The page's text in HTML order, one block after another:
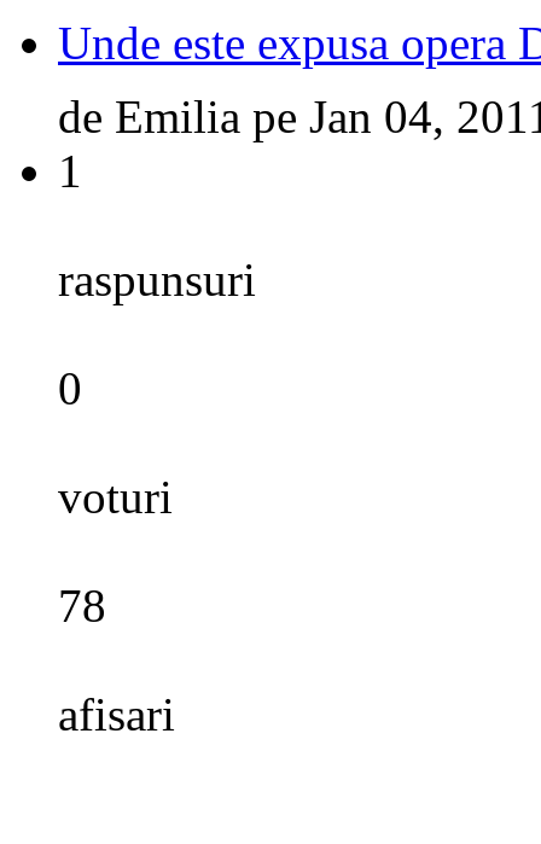
Unde este expusa opera
de Emilia pe Jan 04,
1
raspunsuri
0
voturi
78
afisari